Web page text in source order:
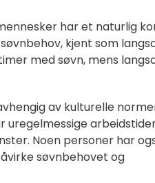
har et naturlig
kjent som
med søvn, mens
av kulturelle
uregelmessige
Noen personer har
søvnbehovet og